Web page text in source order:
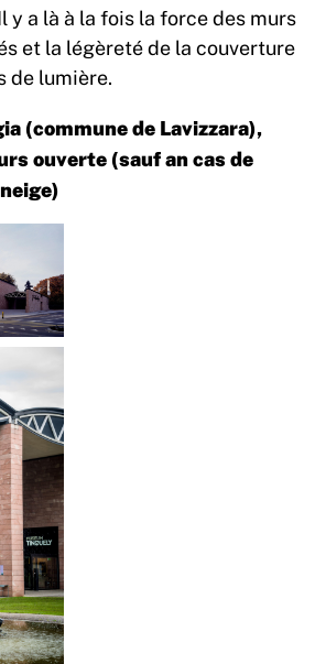
y a là à la fois la force des murs
et la légèreté de la couverture
de lumière.
(commune de Lavizzara),
ouverte (sauf an cas de